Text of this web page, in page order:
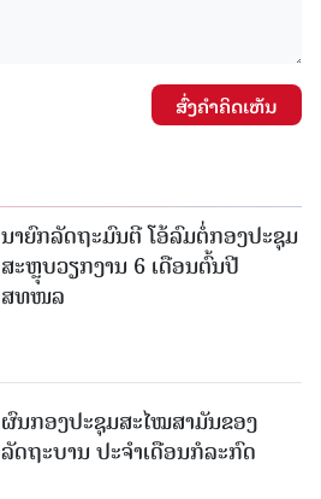
ສົ່ງຄໍາຄິດເຫັນ
ນາຍົກລັດຖະມົນຕີ ໂອ້ລົມຕໍ່ກອງປະຊຸມ
ສະຫຼຸບວຽກງານ 6 ເດືອນຕົ້ນປີ
ສທໜລ
ຜົນກອງປະຊຸມສະໄໝສາມັນຂອງ
ລັດຖະບານ ປະຈຳເດືອນກໍລະກົດ